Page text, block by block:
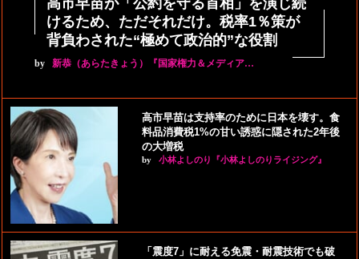
高市早苗が「公約を守る首相」を演じ続
けるため、ただそれだけ。税率1％策が
背負わされた“極めて政治的”な役割
by 新恭（あらたきょう）『国家権力＆メディア…
高市早苗は支持率のために日本を壊す。食
料品消費税1%の甘い誘惑に隠された2年後
の大増税
by 小林よしのり『小林よしのりライジング』
「震度7」に耐える免震・耐震技術でも破